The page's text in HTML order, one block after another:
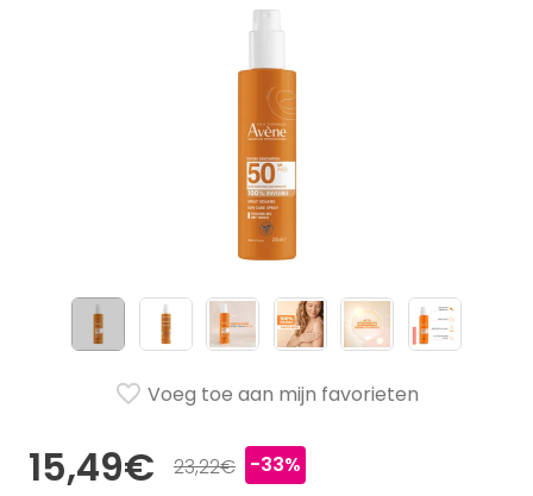
15,49€ 23,22€ -33%
Voeg toe aan mijn favorieten